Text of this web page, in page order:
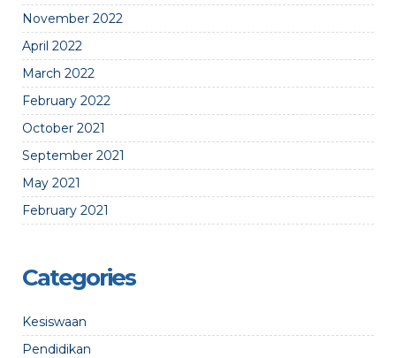
November 2022
April 2022
March 2022
February 2022
October 2021
September 2021
May 2021
February 2021
Categories
Kesiswaan
Pendidikan